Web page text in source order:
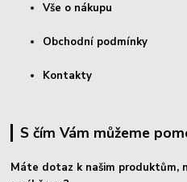
Vše o nákupu
Obchodní podmínky
Kontakty
S čím Vám můžeme
Máte dotaz k našim produktům,